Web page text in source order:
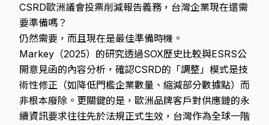
CSRD歐洲議會投票削減報告義務，台灣企業現在還需
要準備嗎？
仍然需要，而且現在是最佳準備時機。
Markey（2025）的研究透過SOX歷史比較與ESRS公
開意見函的內容分析，確認CSRD的「調整」模式是技
術性修正（如降低門檻企業數量、縮減部分數據點）而
非根本廢除。更關鍵的是，歐洲品牌客戶對供應鏈的永
續資訊要求往往先於法規正式生效，台灣作為全球一階